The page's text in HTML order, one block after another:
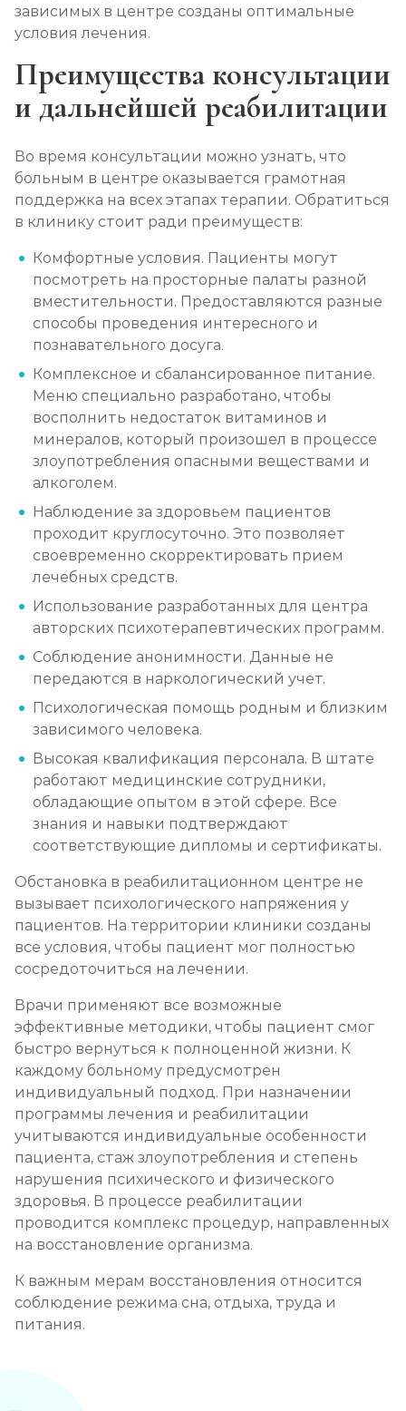
зависимых в центре созданы оптимальные
условия лечения.
Преимущества консультации
и дальнейшей реабилитации
Во время консультации можно узнать, что
больным в центре оказывается грамотная
поддержка на всех этапах терапии. Обратиться
в клинику стоит ради преимуществ:
Комфортные условия. Пациенты могут
посмотреть на просторные палаты разной
вместительности. Предоставляются разные
способы проведения интересного и
познавательного досуга.
Комплексное и сбалансированное питание.
Меню специально разработано, чтобы
восполнить недостаток витаминов и
минералов, который произошел в процессе
злоупотребления опасными веществами и
алкоголем.
Наблюдение за здоровьем пациентов
проходит круглосуточно. Это позволяет
своевременно скорректировать прием
лечебных средств.
Использование разработанных для центра
авторских психотерапевтических программ.
Соблюдение анонимности. Данные не
передаются в наркологический учет.
Психологическая помощь родным и близким
зависимого человека.
Высокая квалификация персонала. В штате
работают медицинские сотрудники,
обладающие опытом в этой сфере. Все
знания и навыки подтверждают
соответствующие дипломы и сертификаты.
Обстановка в реабилитационном центре не
вызывает психологического напряжения у
пациентов. На территории клиники созданы
все условия, чтобы пациент мог полностью
сосредоточиться на лечении.
Врачи применяют все возможные
эффективные методики, чтобы пациент смог
быстро вернуться к полноценной жизни. К
каждому больному предусмотрен
индивидуальный подход. При назначении
программы лечения и реабилитации
учитываются индивидуальные особенности
пациента, стаж злоупотребления и степень
нарушения психического и физического
здоровья. В процессе реабилитации
проводится комплекс процедур, направленных
на восстановление организма.
К важным мерам восстановления относится
соблюдение режима сна, отдыха, труда и
питания.